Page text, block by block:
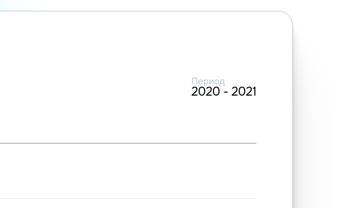
Период
2020 - 2021